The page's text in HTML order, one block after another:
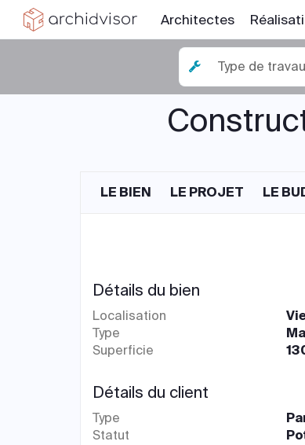
Architectes
Type de
LE BIEN LE PROJET LE
Détails du bien
Localisation
Type
Superficie
Détails du client
Type
Statut